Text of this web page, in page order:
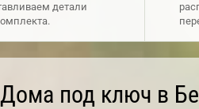
детали
Дома под ключ в